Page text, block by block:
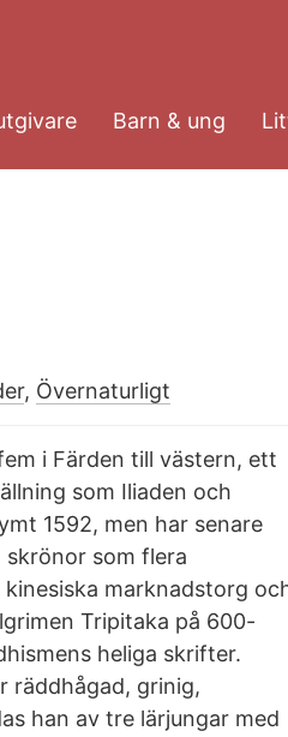
Barn & ung
, Övernaturligt
i Färden till västern, ett
som Iliaden och
1592, men har senare
skrönor som flera
marknadstorg
Tripitaka på 600-
heliga skrifter.
räddhågad, grinig,
han av tre lärjungar med